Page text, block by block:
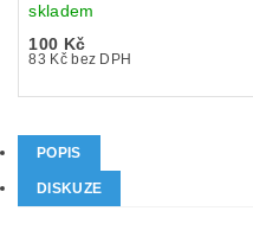
skladem
100 Kč
83 Kč bez DPH
POPIS
DISKUZE